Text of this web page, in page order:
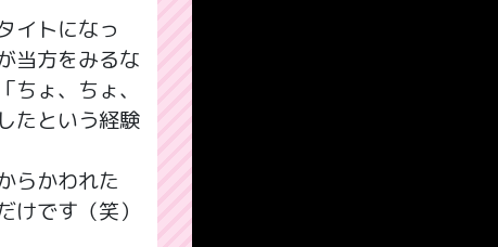
イトになっ
当方をみるな
ょ、ちょ、
たという経験
らかわれた
です（笑）